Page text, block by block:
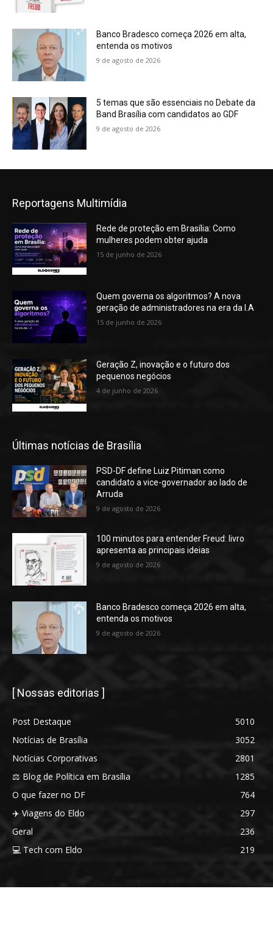
Banco Bradesco começa 2026 em alta,
entenda os motivos
9 de agosto de 2026
5 temas que são essenciais no Debate da
Band Brasília com candidatos ao GDF
9 de agosto de 2026
Reportagens Multimídia
Rede de proteção em Brasília: Como
mulheres podem obter ajuda
15 de junho de 2026
Quem governa os algoritmos? A nova
geração de administradores na era da I.A
15 de junho de 2026
Geração Z, inovação e o futuro dos
pequenos negócios
4 de junho de 2026
Últimas notícias de Brasília
PSD-DF define Luiz Pitiman como
candidato a vice-governador ao lado de
Arruda
9 de agosto de 2026
100 minutos para entender Freud: livro
apresenta as principais ideias
9 de agosto de 2026
Banco Bradesco começa 2026 em alta,
entenda os motivos
9 de agosto de 2026
[ Nossas editorias ]
Post Destaque
5010
Notícias de Brasília
3052
Notícias Corporativas
2801
⚖️ Blog de Política em Brasília
1285
O que fazer no DF
764
✈️ Viagens do Eldo
297
Geral
236
💻 Tech com Eldo
219